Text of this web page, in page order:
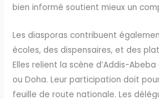
bien informé soutient mieux un
Les diasporas contribuent
écoles, des dispensaires, et des
Elles relient la scène d’Addis-Abeba
ou Doha. Leur participation doit
feuille de route nationale. Les